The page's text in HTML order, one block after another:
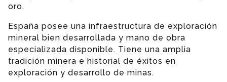
oro.
España posee una infraestructura de exploración
mineral bien desarrollada y mano de obra
especializada disponible. Tiene una amplia
tradición minera e historial de éxitos en
exploración y desarrollo de minas.